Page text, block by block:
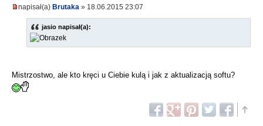
napisał(a) Brutaka » 18.06.2015 23:07
jasio napisał(a):
Mistrzostwo, ale kto kręci u Ciebie kulą i jak z aktualizacją softu?